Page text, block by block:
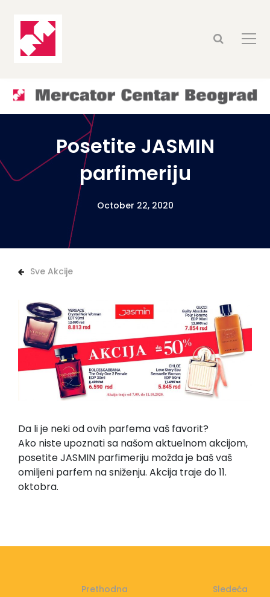
Posetite JASMIN
parfimeriju
October 22, 2020
Sve Akcije
Da li je neki od ovih parfema vaš favorit?
Ako niste upoznati sa našom aktuelnom akcijom,
posetite JASMIN parfimeriju možda je baš vaš
omiljeni parfem na sniženju. Akcija traje do 11.
oktobra.
Prethodna Sledeća